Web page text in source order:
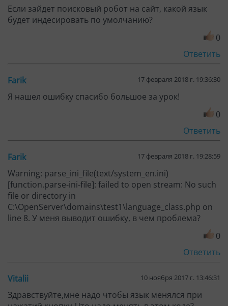
Если зайдет поисковый робот на сайт, какой язык
будет индесировать по умолчанию?
0
Ответить
Farik 17 февраля 2018 г. 19:36:30
Я нашел ошибку спасибо большое за урок!
0
Ответить
Farik 17 февраля 2018 г. 19:28:59
Warning: parse_ini_file(text/system_en.ini)
[function.parse-ini-file]: failed to open stream: No such
file or directory in
C:\OpenServer\domains\test1\language_class.php on
line 8. У меня выводит ошибку, в чем проблема?
0
Ответить
Vitalii 10 ноября 2017 г. 13:46:31
Здравствуйте,мне надо чтобы язык менялся при